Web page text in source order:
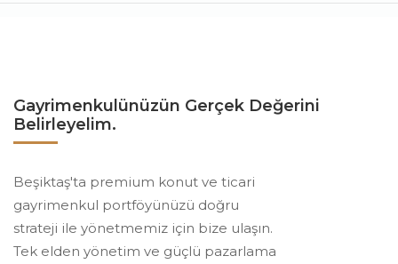
Gayrimenkulünüzün Gerçek Değerini
Belirleyelim.
Beşiktaş'ta premium konut ve ticari
gayrimenkul portföyünüzü doğru
strateji ile yönetmemiz için bize ulaşın.
Tek elden yönetim ve güçlü pazarlama